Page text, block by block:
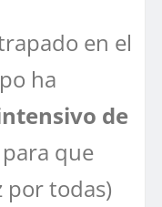
en el
ha
de
que
por todas)